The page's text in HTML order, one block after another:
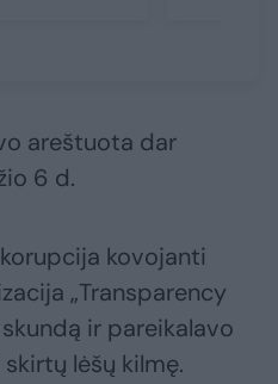
areštuota dar
6 d.
kovojanti
„Transparency
ir pareikalavo
lėšų kilmę.